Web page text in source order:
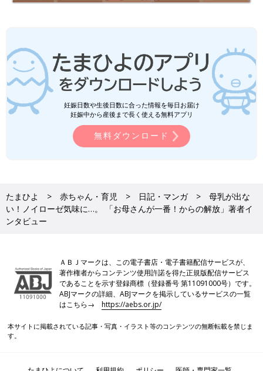
妊娠日数や生後日数に合った情報を毎日お届け
妊娠中から産後まで長く使える無料アプリ
無料ダウンロード
たまひよ 赤ちゃん・育児 日記・マンガ
母乳が出な
い！ノイローゼ気味に…。 「お母さんが一番！からの解放」著者イ
ンタビュー
ＡＢＪマークは、この電子書店・電子書籍配信サービスが、
著作権者からコンテンツ使用許諾を得た正規版配信サービス
であることを示す登録商標（登録番号 第11091000号）です。
ABJマークの詳細、ABJマークを掲示しているサービスの一覧
はこちら→https://aebs.or.jp/
本サイトに掲載されている記事・写真・イラスト等のコンテンツの無断転載を禁じま
す。